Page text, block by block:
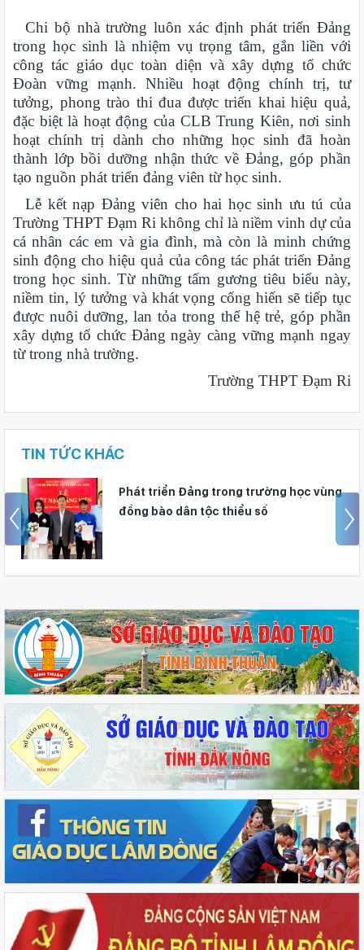
Chi bộ nhà trường luôn xác định phát triển Đảng
trong học sinh là nhiệm vụ trọng tâm, gắn liền với
công tác giáo dục toàn diện và xây dựng tổ chức
Đoàn vững mạnh. Nhiều hoạt động chính trị, tư
tưởng, phong trào thi đua được triển khai hiệu quả,
đặc biệt là hoạt động của CLB Trung Kiên, nơi sinh
hoạt chính trị dành cho những học sinh đã hoàn
thành lớp bồi dưỡng nhận thức về Đảng, góp phần
tạo nguồn phát triển đảng viên từ học sinh.
Lễ kết nạp Đảng viên cho hai học sinh ưu tú của
Trường THPT Đạm Ri không chỉ là niềm vinh dự của
cá nhân các em và gia đình, mà còn là minh chứng
sinh động cho hiệu quả của công tác phát triển Đảng
trong học sinh. Từ những tấm gương tiêu biểu này,
niềm tin, lý tưởng và khát vọng cống hiến sẽ tiếp tục
được nuôi dưỡng, lan tỏa trong thế hệ trẻ, góp phần
xây dựng tổ chức Đảng ngày càng vững mạnh ngay
từ trong nhà trường.
Trường THPT Đạm Ri
TIN TỨC KHÁC
Trường THPT Phan Bội Châu - Phan
Thiết kết nạp 15 đảng viên là học sinh